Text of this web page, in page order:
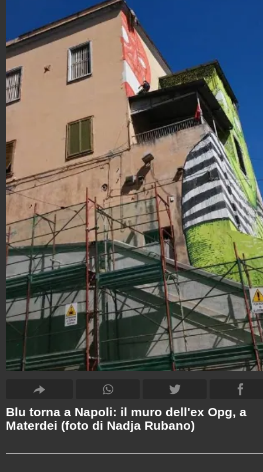
Blu torna a Napoli: il muro dell'ex Opg, a
Materdei (foto di Nadja Rubano)